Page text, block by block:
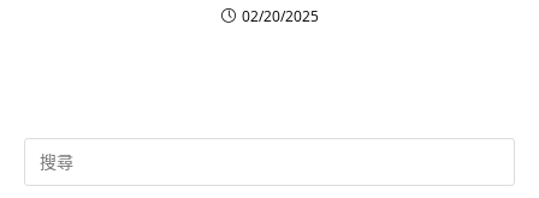
02/20/2025
Search
for: